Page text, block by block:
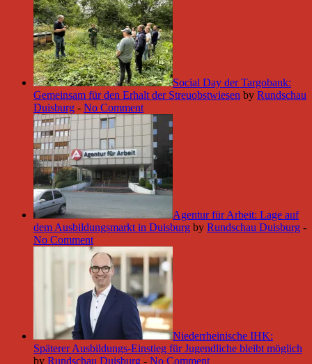
Social Day der Targobank:
Gemeinsam für den Erhalt der Streuobstwiesen by Rundschau
Duisburg - No Comment
Agentur für Arbeit: Lage auf
dem Ausbildungsmarkt in Duisburg by Rundschau Duisburg -
No Comment
Niederrheinische IHK:
Späterer Ausbildungs-Einstieg für Jugendliche bleibt möglich
by Rundschau Duisburg - No Comment